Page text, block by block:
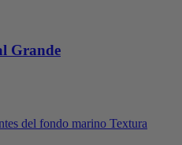
Grande
del fondo marino Textura